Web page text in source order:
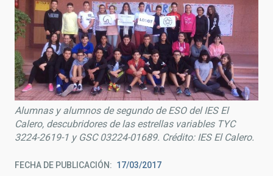
Alumnas y alumnos de segundo de ESO del IES El
Calero, descubridores de las estrellas variables TYC
3224-2619-1 y GSC 03224-01689. Crédito: IES El Calero.
FECHA DE PUBLICACIÓN 17/03/2017